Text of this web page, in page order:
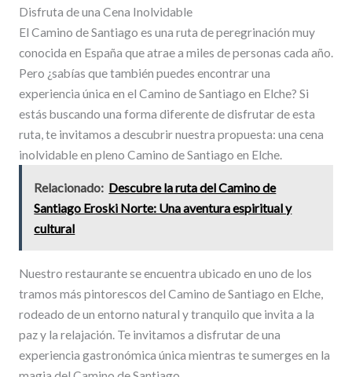
Disfruta de una Cena Inolvidable
El Camino de Santiago es una ruta de peregrinación muy
conocida en España que atrae a miles de personas cada año.
Pero ¿sabías que también puedes encontrar una
experiencia única en el Camino de Santiago en Elche? Si
estás buscando una forma diferente de disfrutar de esta
ruta, te invitamos a descubrir nuestra propuesta: una cena
inolvidable en pleno Camino de Santiago en Elche.
Relacionado: Descubre la ruta del Camino de
Santiago Eroski Norte: Una aventura espiritual y
cultural
Nuestro restaurante se encuentra ubicado en uno de los
tramos más pintorescos del Camino de Santiago en Elche,
rodeado de un entorno natural y tranquilo que invita a la
paz y la relajación. Te invitamos a disfrutar de una
experiencia gastronómica única mientras te sumerges en la